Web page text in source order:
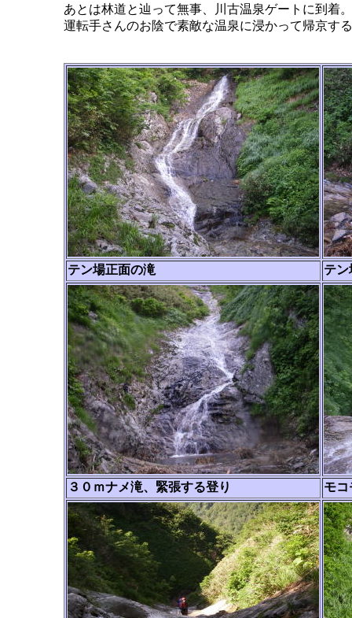
あとは林道と辿って無事、川古温泉ゲートに到着
運転手さんのお陰で素敵な温泉に浸かって帰京す
テン場正面の滝 テン
３０ｍナメ滝、緊張する登り モコ